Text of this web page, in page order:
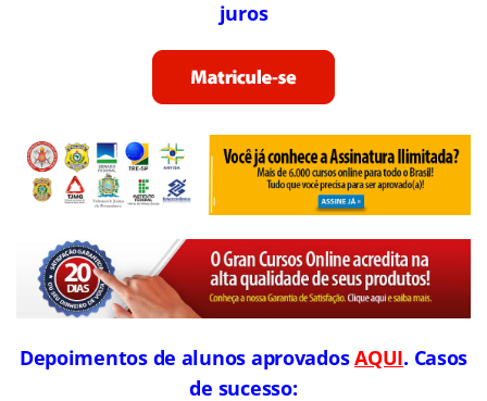
juros
Depoimentos de alunos aprovadosAQUI. Casos
de sucesso: